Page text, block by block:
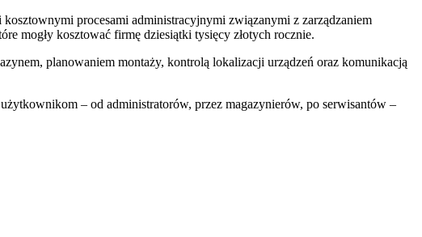
procesami administracyjnymi związanymi z zarządzaniem
mogły kosztować firmę dziesiątki tysięcy złotych rocznie.
planowaniem montaży, kontrolą lokalizacji urządzeń oraz komunikacją
– od administratorów, przez magazynierów, po serwisantów –